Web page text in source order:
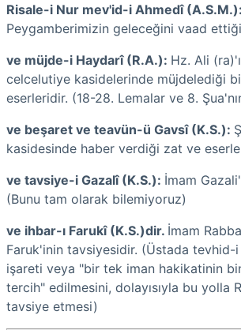
Risale-i Nur mev'id-i Ahmedî (A.S.M.):
Peygamberimizin geleceğini vaad
ve müjde-i Haydarî (R.A.): Hz. Ali
celcelutiye kasidelerinde müjdelediği
eserleridir. (18-28. Lemalar ve 8.
ve beşaret ve teavün-ü Gavsî (K.S.):
kasidesinde haber verdiği zat ve
ve tavsiye-i Gazalî (K.S.): İmam
(Bunu tam olarak bilemiyoruz)
ve ihbar-ı Farukî (K.S.)dir. İmam
Faruk'inin tavsiyesidir. (Üstada tevhid-
işareti veya "bir tek iman hakikatinin
tercih" edilmesini, dolayısıyla bu yolla
tavsiye etmesi)